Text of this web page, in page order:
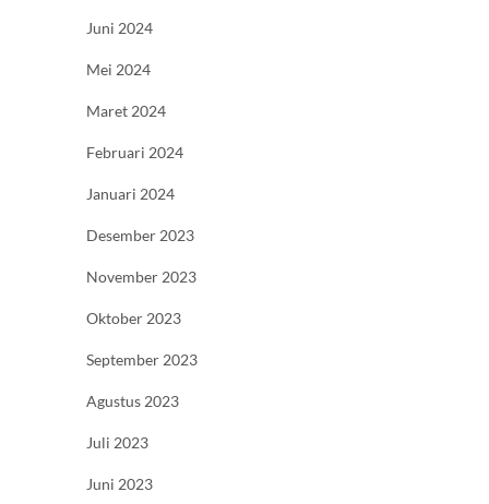
Juni 2024
Mei 2024
Maret 2024
Februari 2024
Januari 2024
Desember 2023
November 2023
Oktober 2023
September 2023
Agustus 2023
Juli 2023
Juni 2023